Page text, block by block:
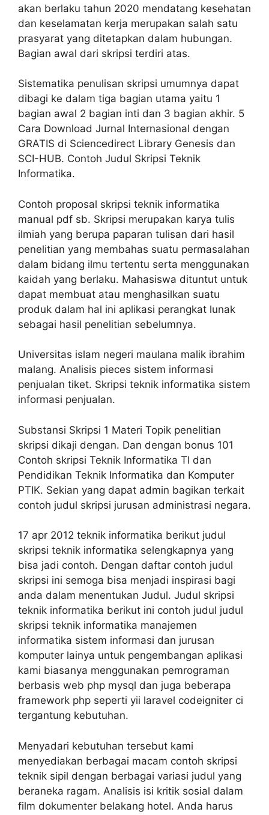
akan berlaku tahun 2020 mendatang kesehatan
dan keselamatan kerja merupakan salah satu
prasyarat yang ditetapkan dalam hubungan.
Bagian awal dari skripsi terdiri atas.
Sistematika penulisan skripsi umumnya dapat
dibagi ke dalam tiga bagian utama yaitu 1
bagian awal 2 bagian inti dan 3 bagian akhir. 5
Cara Download Jurnal Internasional dengan
GRATIS di Sciencedirect Library Genesis dan
SCI-HUB. Contoh Judul Skripsi Teknik
Informatika.
Contoh proposal skripsi teknik informatika
manual pdf sb. Skripsi merupakan karya tulis
ilmiah yang berupa paparan tulisan dari hasil
penelitian yang membahas suatu permasalahan
dalam bidang ilmu tertentu serta menggunakan
kaidah yang berlaku. Mahasiswa dituntut untuk
dapat membuat atau menghasilkan suatu
produk dalam hal ini aplikasi perangkat lunak
sebagai hasil penelitian sebelumnya.
Universitas islam negeri maulana malik ibrahim
malang. Analisis pieces sistem informasi
penjualan tiket. Skripsi teknik informatika sistem
informasi penjualan.
Substansi Skripsi 1 Materi Topik penelitian
skripsi dikaji dengan. Dan dengan bonus 101
Contoh skripsi Teknik Informatika TI dan
Pendidikan Teknik Informatika dan Komputer
PTIK. Sekian yang dapat admin bagikan terkait
contoh judul skripsi jurusan administrasi negara.
17 apr 2012 teknik informatika berikut judul
skripsi teknik informatika selengkapnya yang
bisa jadi contoh. Dengan daftar contoh judul
skripsi ini semoga bisa menjadi inspirasi bagi
anda dalam menentukan Judul. Judul skripsi
teknik informatika berikut ini contoh judul judul
skripsi teknik informatika manajemen
informatika sistem informasi dan jurusan
komputer lainya untuk pengembangan aplikasi
kami biasanya menggunakan pemrograman
berbasis web php mysql dan juga beberapa
framework php seperti yii laravel codeigniter ci
tergantung kebutuhan.
Menyadari kebutuhan tersebut kami
menyediakan berbagai macam contoh skripsi
teknik sipil dengan berbagai variasi judul yang
beraneka ragam. Analisis isi kritik sosial dalam
film dokumenter belakang hotel. Anda harus